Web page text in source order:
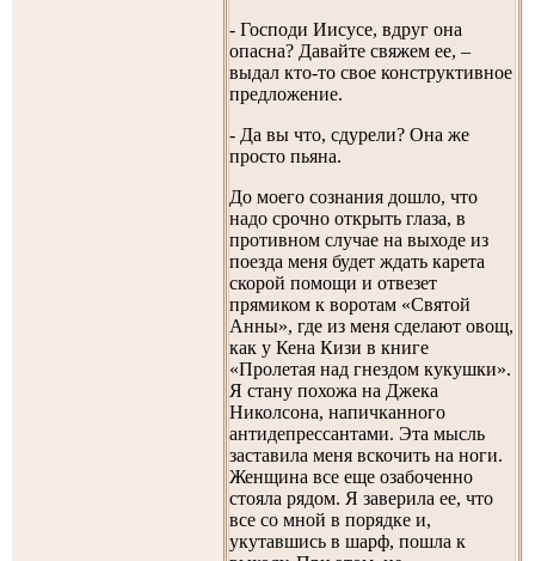
- Господи Иисусе, вдруг она
опасна? Давайте свяжем ее, –
выдал кто-то свое конструктивное
предложение.
- Да вы что, сдурели? Она же
просто пьяна.
До моего сознания дошло, что
надо срочно открыть глаза, в
противном случае на выходе из
поезда меня будет ждать карета
скорой помощи и отвезет
прямиком к воротам «Святой
Анны», где из меня сделают овощ,
как у Кена Кизи в книге
«Пролетая над гнездом кукушки».
Я стану похожа на Джека
Николсона, напичканного
антидепрессантами. Эта мысль
заставила меня вскочить на ноги.
Женщина все еще озабоченно
стояла рядом. Я заверила ее, что
все со мной в порядке и,
укутавшись в шарф, пошла к